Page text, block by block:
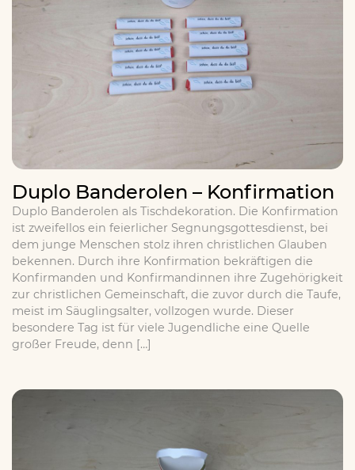
Duplo Banderolen – Konfirmation
Duplo Banderolen als Tischdekoration. Die Konfirmation
ist zweifellos ein feierlicher Segnungsgottesdienst, bei
dem junge Menschen stolz ihren christlichen Glauben
bekennen. Durch ihre Konfirmation bekräftigen die
Konfirmanden und Konfirmandinnen ihre Zugehörigkeit
zur christlichen Gemeinschaft, die zuvor durch die Taufe,
meist im Säuglingsalter, vollzogen wurde. Dieser
besondere Tag ist für viele Jugendliche eine Quelle
großer Freude, denn […]